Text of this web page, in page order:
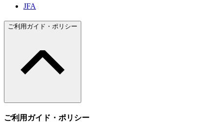
JFA
ご利用ガイド・ポリシー
ご利用ガイド・ポリシー